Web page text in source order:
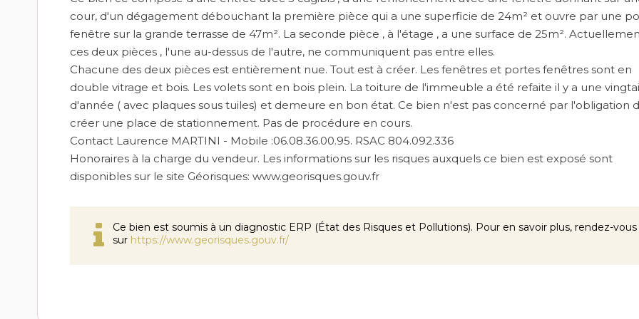
cour, d'un dégagement débouchant la première pièce qui a une superficie de 24m² et ouvre par une
fenêtre sur la grande terrasse de 47m². La seconde pièce , à l'étage , a une surface de 25m².
ces deux pièces , l'une au-dessus de l'autre, ne communiquent pas entre elles.
Chacune des deux pièces est entièrement nue. Tout est à créer. Les fenêtres et portes fenêtres sont en
double vitrage et bois. Les volets sont en bois plein. La toiture de l'immeuble a été refaite il y a une
d'année ( avec plaques sous tuiles) et demeure en bon état. Ce bien n'est pas concerné par l'obligation
créer une place de stationnement. Pas de procédure en cours.
Contact Laurence MARTINI - Mobile :06.08.36.00.95. RSAC 804.092.336
Honoraires à la charge du vendeur. Les informations sur les risques auxquels ce bien est exposé sont
disponibles sur le site Géorisques: www.georisques.gouv.fr
Ce bien est soumis à un diagnostic ERP (État des Risques et Pollutions). Pour en savoir plus, rendez-vous
sur https://www.georisques.gouv.fr/